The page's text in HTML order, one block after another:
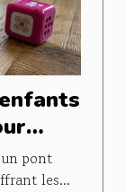
pont
les...